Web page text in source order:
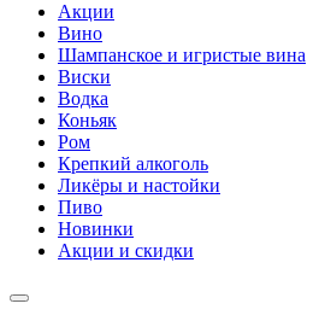
Акции
Вино
Шампанское и игристые вина
Виски
Водка
Коньяк
Ром
Крепкий алкоголь
Ликёры и настойки
Пиво
Новинки
Акции и скидки